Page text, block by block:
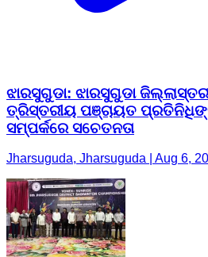
ଝାରସୁଗୁଡା: ଝାରସୁଗୁଡା
ତ୍ରିସ୍ତରୀୟ ପଞ୍ଚାୟତ
ସମ୍ପର୍କରେ ସଚେତନତା
Jharsuguda, Jharsuguda | Aug 6,